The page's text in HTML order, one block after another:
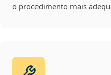
o procedimento mais